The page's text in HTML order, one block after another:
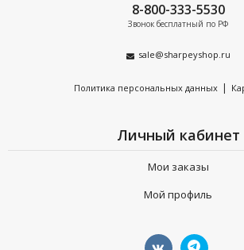
8-800-333-5530
Звонок бесплатный по РФ
sale@sharpeyshop.ru
Политика персональных данных |
Личный кабинет
Мои заказы
Мой профиль